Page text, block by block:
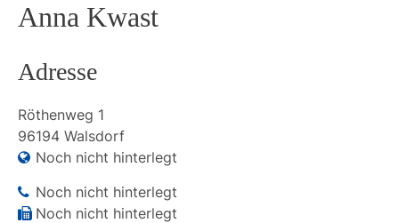
Anna Kwast
Adresse
Röthenweg 1
96194 Walsdorf
Noch nicht hinterlegt
Noch nicht hinterlegt
Noch nicht hinterlegt